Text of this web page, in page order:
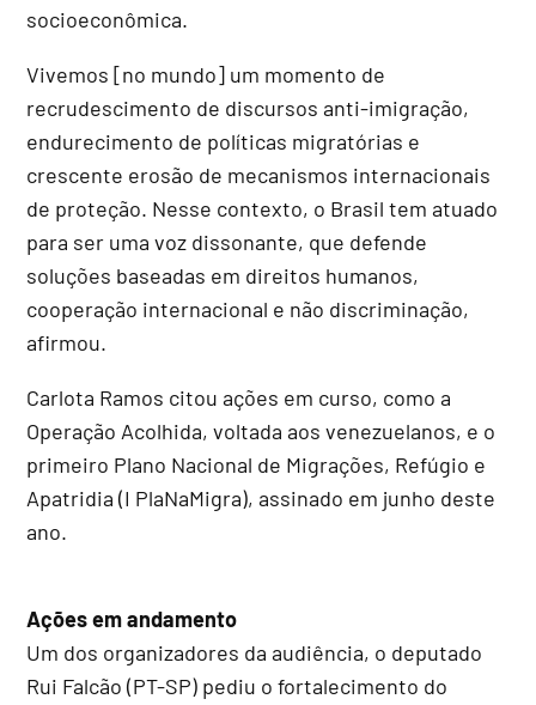
socioeconômica.
Vivemos [no mundo] um momento de
recrudescimento de discursos anti-imigração,
endurecimento de políticas migratórias e
crescente erosão de mecanismos internacionais
de proteção. Nesse contexto, o Brasil tem atuado
para ser uma voz dissonante, que defende
soluções baseadas em direitos humanos,
cooperação internacional e não discriminação,
afirmou.
Carlota Ramos citou ações em curso, como a
Operação Acolhida, voltada aos venezuelanos, e o
primeiro Plano Nacional de Migrações, Refúgio e
Apatridia (I PlaNaMigra), assinado em junho deste
ano.
Ações em andamento
Um dos organizadores da audiência, o deputado
Rui Falcão (PT-SP) pediu o fortalecimento do